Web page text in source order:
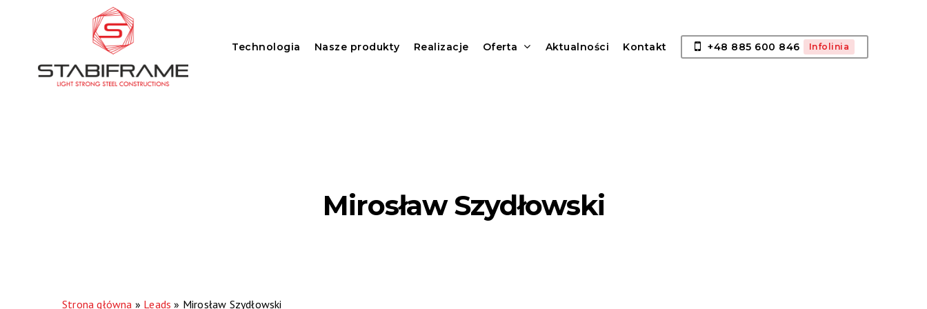
Technologia Nasze produkty Realizacje Oferta Aktualności Kontakt +48 885 600 846 Infolinia
Mirosław Szydłowski
Strona główna » Leads » Mirosław Szydłowski